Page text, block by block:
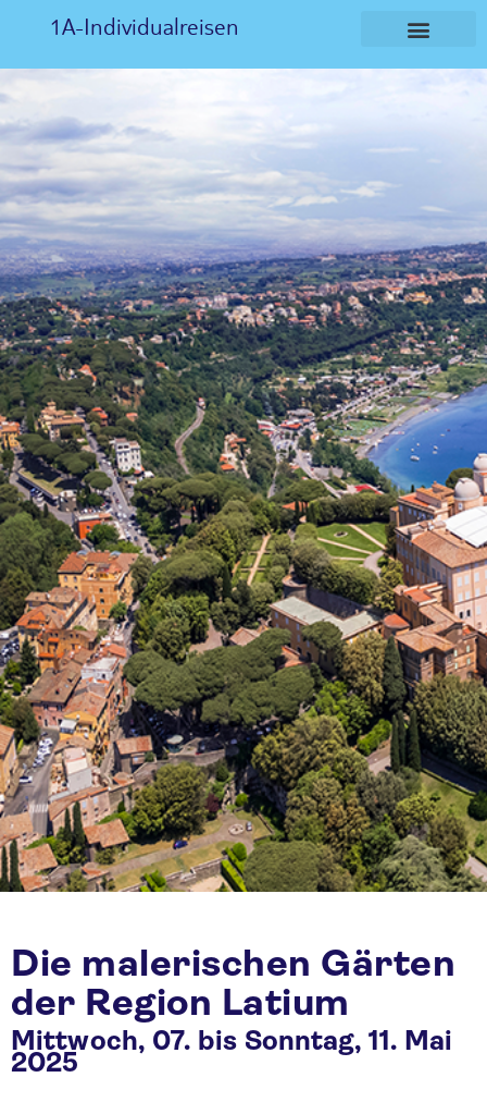
1A-Individualreisen
Die malerischen Gärten
der Region Latium
Mittwoch, 07. bis Sonntag, 11. Mai
2025